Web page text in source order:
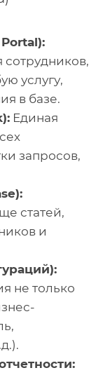
услугу,
в базе.
Единая
запросов,
статей,
и
не только